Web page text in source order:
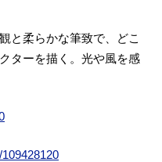
と柔らかな筆致で、どこ
ターを描く。光や風を感